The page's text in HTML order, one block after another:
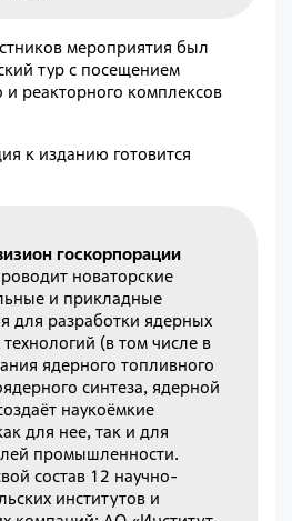
мероприятия был
тур с посещением
и реакторного комплексов
к изданию готовится
госкорпорации
новаторские
и прикладные
для разработки ядерных
(в том числе в
ядерного топливного
синтеза, ядерной
наукоёмкие
для нее, так и для
промышленности.
состав 12 научно-
институтов и